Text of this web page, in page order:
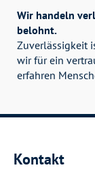
Wir handeln
belohnt.
Zuverlässigkeit
wir für ein
erfahren
Kontakt